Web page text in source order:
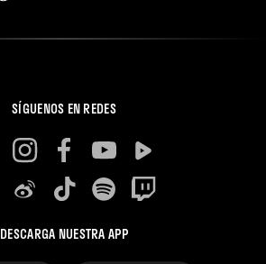
SÍGUENOS EN REDES
DESCARGA NUESTRA APP